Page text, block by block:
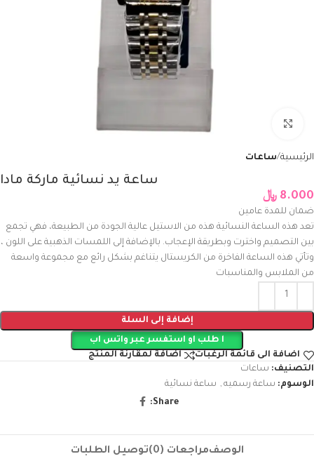
الرئيسية ساعات
ساعة يد نسائية ماركة مادا
8.000 ﷼
ضمان للمدة عامين
تعد هذه الساعة النسائية هذه من الاستيل عالية الجودة من الطبيعة، فهي تجمع
بين التصميم واخترت وبطريقة الإعجاب. بالإضافة إلى اللمسات الذهبية على اللون ،
وتأتي هذه الساعة الفاخرة من الكريستال يتناغم بشكل رائع مع مجموعة واسعة
من الملابس والمناسبات
إضافة إلى السلة
ا طلب او استفسر عبر واتس اب
اضافة الى قائمة الرغبات
اضافة لمقارنة المنتج
التصنيف: ساعات
الوسوم: ساعة رسميه , ساعة نسائية
Share:
الوصفمراجعات (0) توصيل الطلبات